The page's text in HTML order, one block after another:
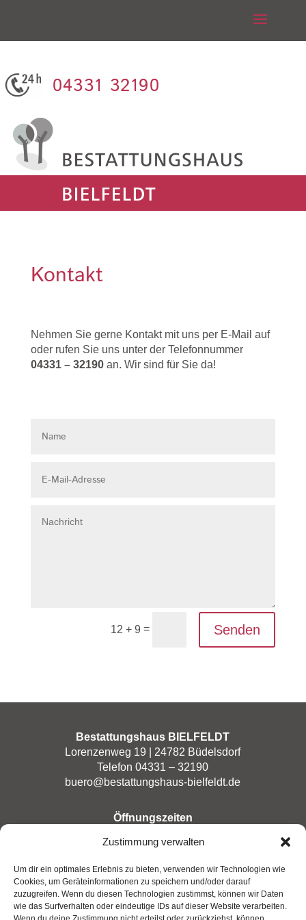
Zustimmung verwalten
Um dir ein optimales Erlebnis zu bieten, verwenden wir Technologien wie
Cookies, um Geräteinformationen zu speichern und/oder darauf
zuzugreifen. Wenn du diesen Technologien zustimmst, können wir Daten
wie das Surfverhalten oder eindeutige IDs auf dieser Website verarbeiten.
04331 32190
Kontakt
Nehmen Sie gerne Kontakt mit uns per E-Mail auf
oder rufen Sie uns unter der Telefonnummer
04331 – 32190an. Wir sind für Sie da!
12 + 9 = Senden
Bestattungshaus BIELFELDT
Lorenzenweg 19 | 24782 Büdelsdorf
Telefon 04331 – 32190
buero@bestattungshaus-bielfeldt.de
Öffnungszeiten
Kontakt